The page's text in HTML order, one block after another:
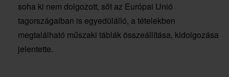
soha ki nem dolgozott, sőt az Európai Unió
tagországaiban is egyedülálló, a tételekben
megtalálható műszaki táblák összeállítása, kidolgozása
jelentette.